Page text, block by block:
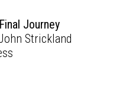
Journey
Strickland